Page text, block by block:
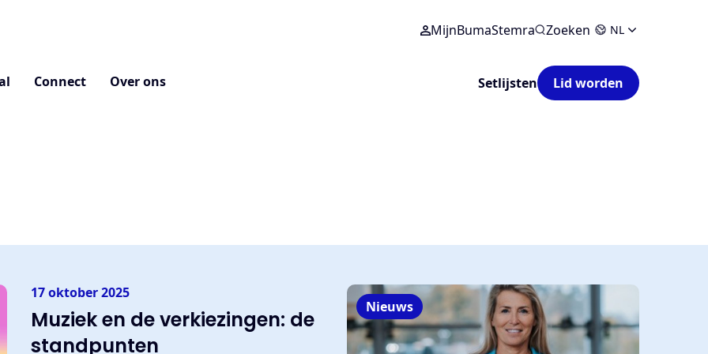
MijnBumaStemra Zoeken NL
Connect Over ons Setlijsten Lid worden
17 oktober 2025
Muziek en de verkiezingen: de
standpunten
Nieuws